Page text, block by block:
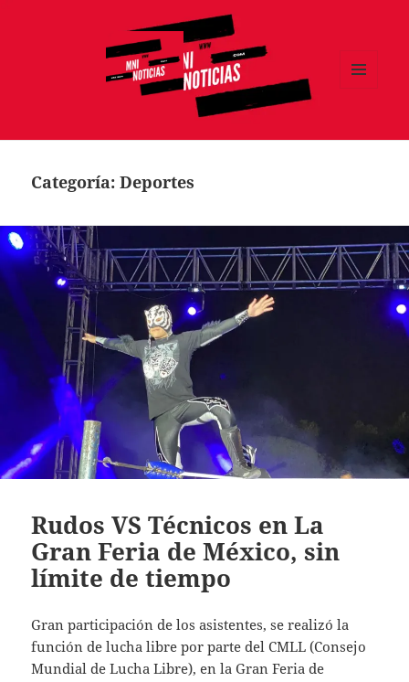
Categoría:Deportes
Rudos VS Técnicos en La
Gran Feria de México, sin
límite de tiempo
Gran participación de los asistentes, se realizó la
función de lucha libre por parte del CMLL (Consejo
Mundial de Lucha Libre), en la Gran Feria de